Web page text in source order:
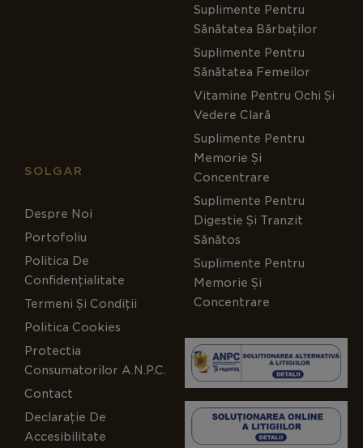
Suplimente Pentru
Sănătatea Bărbaților
Suplimente Pentru
Sănătatea Femeilor
Vitamine Pentru Ochi Și
Vedere Clară
Suplimente Pentru
Memorie Și
Concentrare
Suplimente Pentru
Digestie Și Tranzit
Sănătos
Suplimente Pentru
Memorie Și
Concentrare
SOLGAR
Despre Noi
Portofoliu
Politica De
Confidențialitate
Termeni Și Condiții
Politica Cookies
Protectia
Consumatorilor A.N.P.C.
Contact
Declarație De
Accesibilitate